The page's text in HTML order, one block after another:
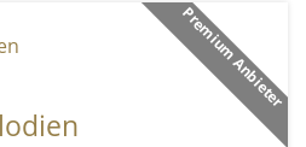
Premium Anbieter